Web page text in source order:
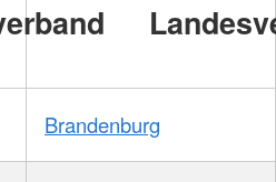
Brandenburg